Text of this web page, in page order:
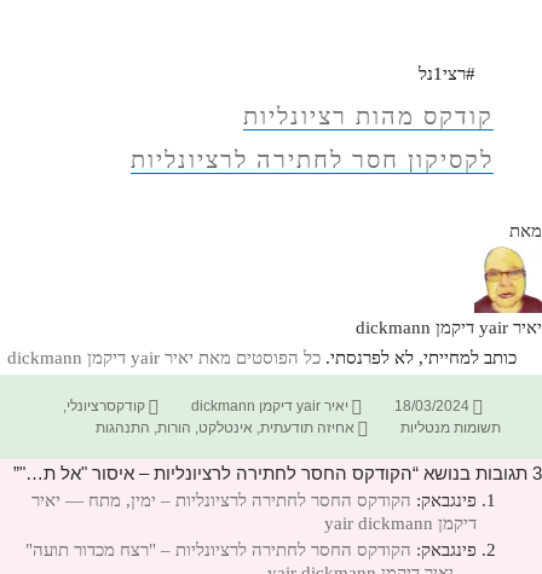
#רצי1נל
קודקס מהות רציונליות
לקסיקון חסר לחתירה לרציונליות
מאת
יאיר yair דיקמן dickmann
כותב למחייתי, לא לפרנסתי. כל הפוסטים מאת יאיר yair דיקמן dickmann‏
פורסם
בתאריך
18/03/2024 מחבר
יאיר yair דיקמן dickmann קטגוריות
קודקסרציונלי,
תשומות מנטליות
תגיות
אחיזה תודעתית, אינטלקט, הורות, התנהגות
3 תגובות בנושא “הקודקס החסר לחתירה לרציונליות – איסור "אל ת…"”
פינגבאק: הקודקס החסר לחתירה לרציונליות – ימין, מתח — יאיר
דיקמן yair dickmann
פינגבאק: הקודקס החסר לחתירה לרציונליות – "רצח מכדור תועה"